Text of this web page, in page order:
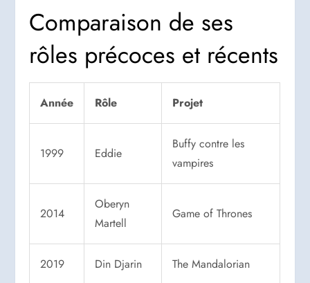
Comparaison de ses
rôles précoces et récents
Année Rôle Projet
1999 Eddie
Buffy contre les
vampires
2014
Oberyn
Martell
Game of Thrones
2019 Din Djarin The Mandalorian